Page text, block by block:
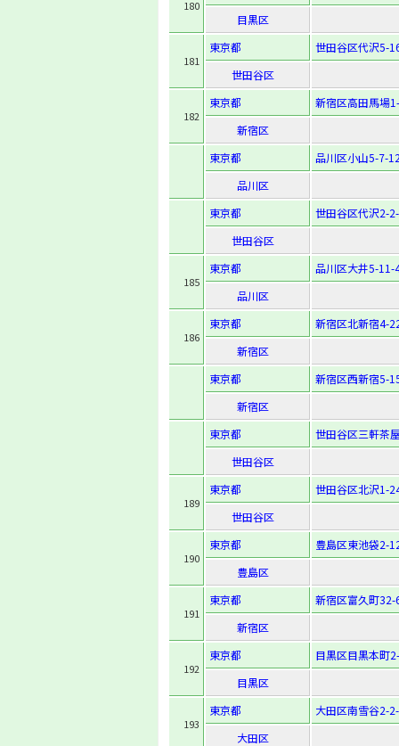
180
目黒区
181
東京都
世田谷区代沢5-
世田谷区
182
東京都
新宿区高田馬場
新宿区
東京都
品川区小山5-7-
品川区
東京都
世田谷区代沢2-
世田谷区
185
東京都
品川区大井5-11-
品川区
186
東京都
新宿区北新宿4-
新宿区
東京都
新宿区西新宿5-
新宿区
東京都
世田谷区三軒茶
世田谷区
189
東京都
世田谷区北沢1-
世田谷区
190
東京都
豊島区東池袋2-
豊島区
191
東京都
新宿区富久町32-
新宿区
192
東京都
目黒区目黒本町
目黒区
193
東京都
大田区南雪谷2-
大田区